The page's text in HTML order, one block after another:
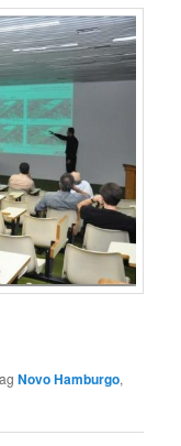
Novo Hamburgo,